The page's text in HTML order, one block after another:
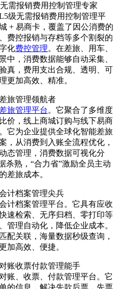
需报销费用控制管理专家
级无需报销费用控制管理平
+ 易商卡，覆盖了因公消费的
费控报销与存档等多个割裂的
化费控管理。在差旅、用车、
中，消费数据能够自动采集、
真，费用支出合规、透明、可
更加高效、精准。
旅管理领航者
差旅管理平台 。它聚合了多维度
价，线上商城订购与线下易商
它为企业提供全球化智能差旅
，从消费到入账全流程优化，
态管理，消费数据可视化分
杀熟，“合力省”激励全员主动
差旅成本。
计档案管理尖兵
计档案管理平台。它具有应收
速检索、无序归档、零打印等
管理自动化，降低企业成本。
配关联，海量数据秒级查询，
加高效、便捷。
账收票付款管理能手
账、收票、付款管理平台。它
的信息，解决先款后票，先票